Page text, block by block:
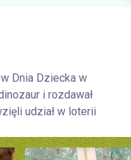
Dnia Dziecka w
i rozdawał
udział w loterii